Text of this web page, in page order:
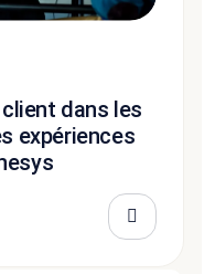
dans les
expériences